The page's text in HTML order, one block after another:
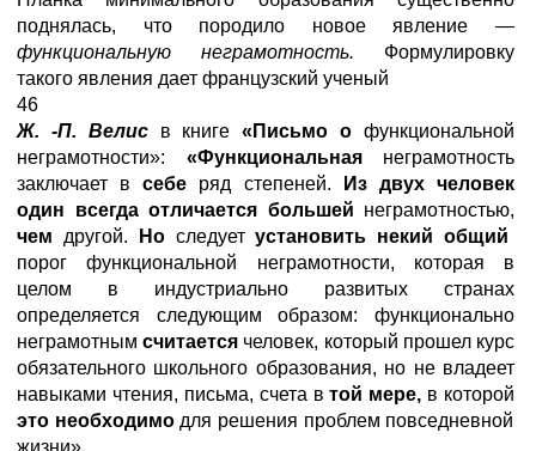
поднялась, что породило новое явление —
функциональную неграмотность. Формулировку
такого явления дает французский ученый
46
Ж. -П. Велисв книге «Письмо о функциональной
неграмотности»: «Функциональнаянеграмотность
заключает в себе ряд степеней.
Из двух человек
один всегда отличается большей неграмотностью,
чем другой. Носледуетустановить некий общий
порог функциональной неграмотности, которая в
целом в индустриально развитых странах
определяется следующим образом: функционально
неграмотным считается человек, который прошел курс
обязательного школьного образования, но не владеет
навыками чтения, письма, счета в той мере, в которой
это необходимодля решения проблем повседневной
жизни».